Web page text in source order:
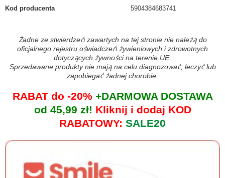
Kod producenta
5904384683741
Żadne ze stwierdzeń zawartych na tej stronie nie należą do
oficjalnego rejestru oświadczeń żywieniowych i zdrowotnych
dotyczących żywności na terenie UE.
Sprzedawane produkty nie mają na celu diagnozować, leczyć lub
zapobiegać żadnej chorobie.
RABAT do -20%+DARMOWA DOSTAWA
od 45,99 zł! Kliknij i dodaj KOD
RABATOWY: SALE20